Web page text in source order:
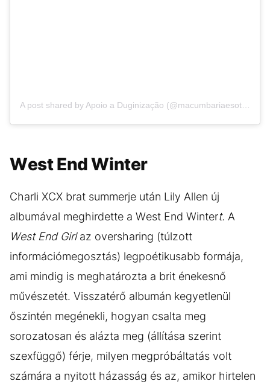
West End Winter
Charli XCX brat summerje után Lily Allen új
albumával meghirdette a West End Wintert. A
West End Girlaz oversharing (túlzott
információmegosztás) legpoétikusabb formája,
ami mindig is meghatározta a brit énekesnő
művészetét. Visszatérő albumán kegyetlenül
őszintén megénekli, hogyan csalta meg
sorozatosan és alázta meg (állítása szerint
szexfüggő) férje, milyen megpróbáltatás volt
számára a nyitott házasság és az, amikor hirtelen